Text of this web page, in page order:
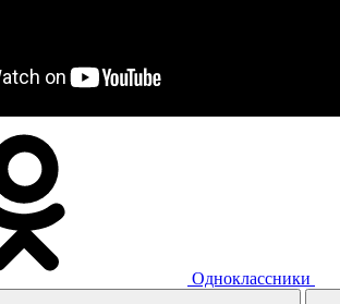
Одноклассники